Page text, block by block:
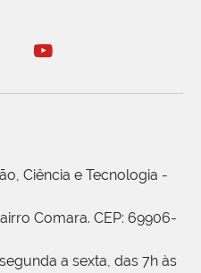
Ciência e Tecnologia -
Comara. CEP: 69906-
a sexta, das 7h às